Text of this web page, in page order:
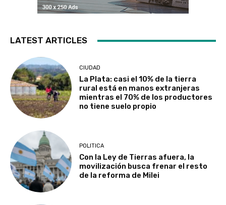
LATEST ARTICLES
CIUDAD
La Plata: casi el 10% de la tierra
rural está en manos extranjeras
mientras el 70% de los productores
no tiene suelo propio
POLITICA
Con la Ley de Tierras afuera, la
movilización busca frenar el resto
de la reforma de Milei